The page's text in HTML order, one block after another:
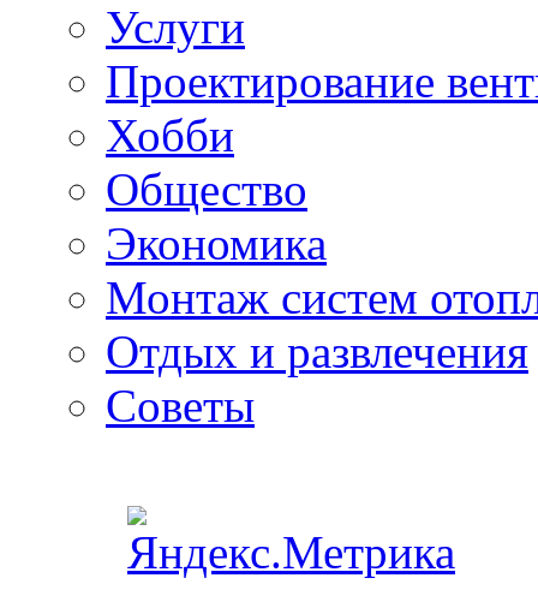
Услуги
Проектирование
Хобби
Общество
Экономика
Монтаж систем
Отдых и развлечения
Советы